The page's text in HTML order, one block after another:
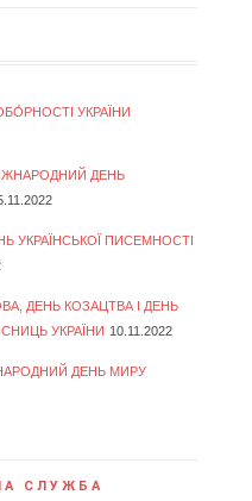
УКРАЇНИ
ДЕНЬ
УКРАЇНСЬКОЇ ПИСЕМНОСТІ
ДЕНЬ КОЗАЦТВА І ДЕНЬ
УКРАЇНИ 10.11.2022
ДЕНЬ МИРУ
СЛУЖБА